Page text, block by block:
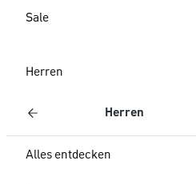
Sale
Herren
Herren
Alles entdecken